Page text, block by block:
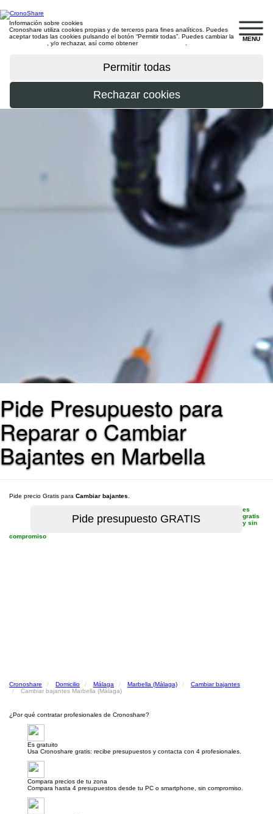
MENU
Información sobre cookies
Cronoshare utiliza cookies propias y de terceros para fines analíticos. Puedes
aceptar todas las cookies pulsando el botón “Permitir todas”. Puedes cambiar la
, y/o rechazar, así como obtener
Pide Presupuesto para
Reparar o Cambiar
Bajantes en Marbella
Pide precio Gratis para Cambiar bajantes
es
gratis
y sin
compromiso
Cronoshare Domicilio Málaga Marbella (Málaga)
Cambiar bajantes
Cambiar bajantes Marbella (Málaga)
¿Por qué contratar profesionales de Cronoshare?
Es gratuito
Usa Cronoshare gratis: recibe presupuestos y contacta con 4 profesionales.
Compara precios de tu zona
Compara hasta 4 presupuestos desde tu PC o smartphone, sin compromiso.